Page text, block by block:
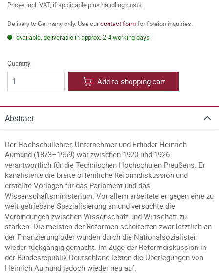
Prices incl. VAT, if applicable plus handling costs
Delivery to Germany only. Use ourcontact formfor foreign inquiries.
available, deliverable in approx. 2-4 working days
Quantity:
Add to shopping cart
Abstract
Der Hochschullehrer, Unternehmer und Erfinder Heinrich
Aumund (1873–1959) war zwischen 1920 und 1926
verantwortlich für die Technischen Hochschulen Preußens. Er
kanalisierte die breite öffentliche Reformdiskussion und
erstellte Vorlagen für das Parlament und das
Wissenschaftsministerium. Vor allem arbeitete er gegen eine zu
weit getriebene Spezialisierung an und versuchte die
Verbindungen zwischen Wissenschaft und Wirtschaft zu
stärken. Die meisten der Reformen scheiterten zwar letztlich an
der Finanzierung oder wurden durch die Nationalsozialisten
wieder rückgängig gemacht. Im Zuge der Reformdiskussion in
der Bundesrepublik Deutschland lebten die Überlegungen von
Heinrich Aumund jedoch wieder neu auf.